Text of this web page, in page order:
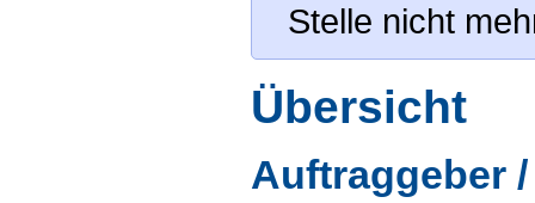
Stelle nicht
Übersicht
Auftraggeber